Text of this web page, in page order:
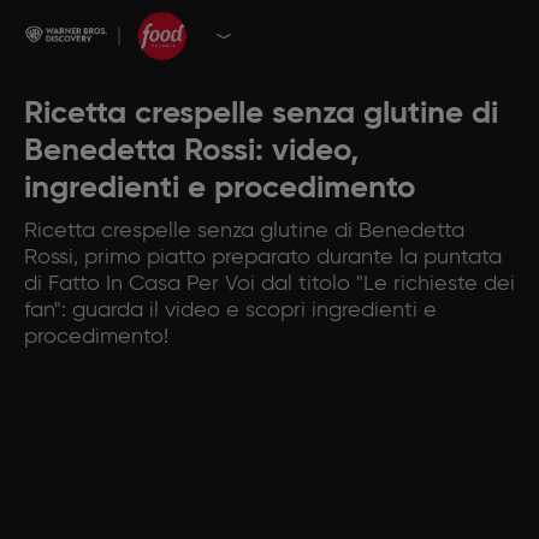
Ricetta crespelle senza glutine di
Benedetta Rossi: video,
ingredienti e procedimento
Ricetta crespelle senza glutine di Benedetta
Rossi, primo piatto preparato durante la puntata
di Fatto In Casa Per Voi dal titolo "Le richieste dei
fan": guarda il video e scopri ingredienti e
procedimento!